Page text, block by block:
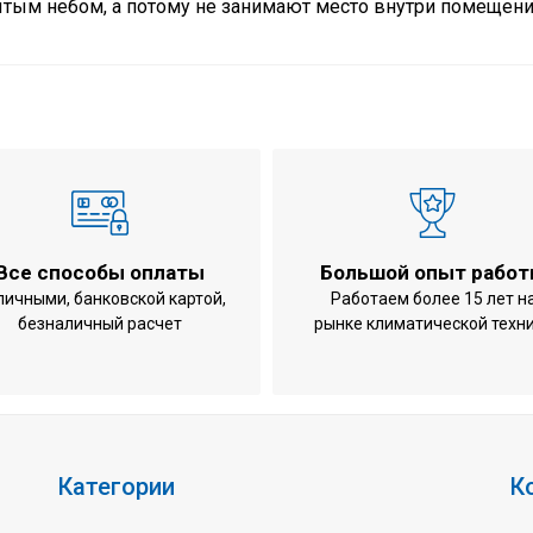
небом, а потому не занимают место внутри
(по жидкости / по воздуху)
5
способы оплаты
банковской картой,
безналичный расчет
Большой опыт
Работаем более 15 лет
рынке климатической
Категории